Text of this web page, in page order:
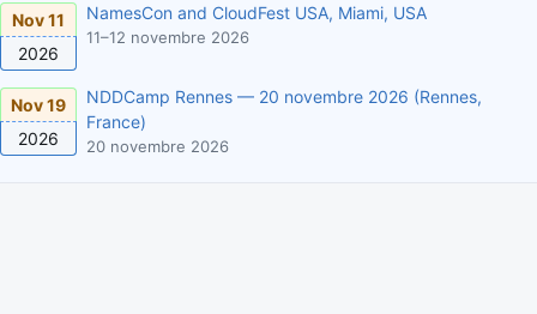
Nov 11
2026
NamesCon and CloudFest USA, Miami, USA
11–12 novembre 2026
Nov 19
2026
NDDCamp Rennes — 20 novembre 2026 (Rennes,
France)
20 novembre 2026